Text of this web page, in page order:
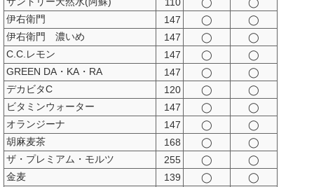
伊右衛門
147 ◯
◯
伊右衛門 濃いめ
147 ◯
◯
C.C.レモン
147 ◯
◯
GREEN DA・KA・RA
147 ◯
◯
デカビタC
120 ◯
◯
ビタミンウォーター
147 ◯
◯
オランジーナ
147 ◯
◯
胡麻麦茶
168 ◯
◯
ザ・プレミアム・モルツ
255 ◯
◯
金麦
139 ◯
◯